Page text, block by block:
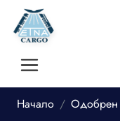
Начало Одобрен